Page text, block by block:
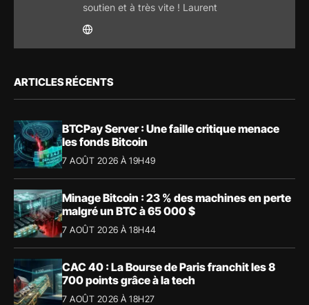
soutien et à très vite ! Laurent
ARTICLES RÉCENTS
BTCPay Server : Une faille critique menace
les fonds Bitcoin
7 AOÛT 2026 À 19H49
Minage Bitcoin : 23 % des machines en perte
malgré un BTC à 65 000 $
7 AOÛT 2026 À 18H44
CAC 40 : La Bourse de Paris franchit les 8
700 points grâce à la tech
7 AOÛT 2026 À 18H27